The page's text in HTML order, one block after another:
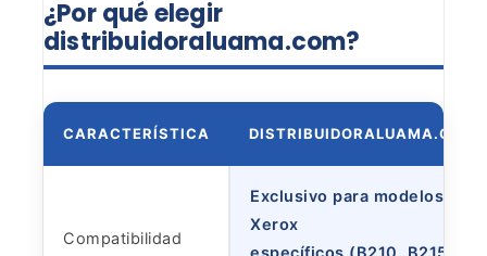
¿Porqué elegir
distribuidoraluama.com?
CARACTERÍSTICA DISTRIBUIDORALUAMA.COM
Compatibilidad
Exclusivo para modelos
Xerox